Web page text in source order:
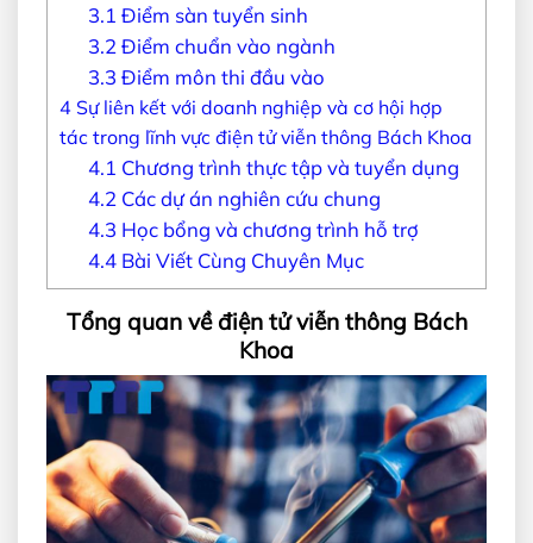
3.1 Điểm sàn tuyển sinh
3.2 Điểm chuẩn vào ngành
3.3 Điểm môn thi đầu vào
4 Sự liên kết với doanh nghiệp và cơ hội hợp
tác trong lĩnh vực điện tử viễn thông Bách Khoa
4.1 Chương trình thực tập và tuyển dụng
4.2 Các dự án nghiên cứu chung
4.3 Học bổng và chương trình hỗ trợ
4.4Bài Viết Cùng Chuyên Mục
Tổng quan về điện tử viễn thông Bách
Khoa